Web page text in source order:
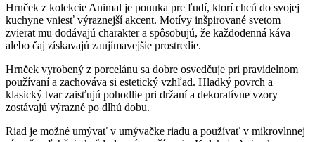
Hrnček z kolekcie Animal je ponuka pre ľudí, ktorí chcú do svojej
kuchyne vniesť výraznejší akcent. Motívy inšpirované svetom
zvierat mu dodávajú charakter a spôsobujú, že každodenná káva
alebo čaj získavajú zaujímavejšie prostredie.
Hrnček vyrobený z porcelánu sa dobre osvedčuje pri pravidelnom
používaní a zachováva si estetický vzhľad. Hladký povrch a
klasický tvar zaisťujú pohodlie pri držaní a dekoratívne vzory
zostávajú výrazné po dlhú dobu.
Riad je možné umývať v umývačke riadu a používať v mikrovlnnej